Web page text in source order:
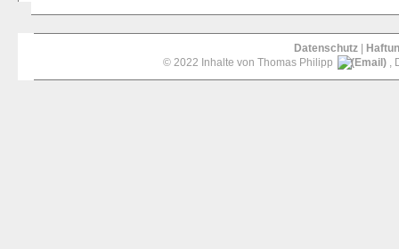
Datenschutz
© 2022 Inhalte von Thomas Philipp
,